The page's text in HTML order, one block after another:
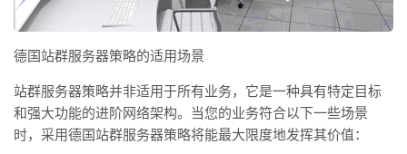
德国站群服务器策略的适用场景
站群服务器策略并非适用于所有业务，它是一种具有特定目标
和强大功能的进阶网络架构。当您的业务符合以下一些场景
时，采用德国站群服务器策略将能最大限度地发挥其价值：